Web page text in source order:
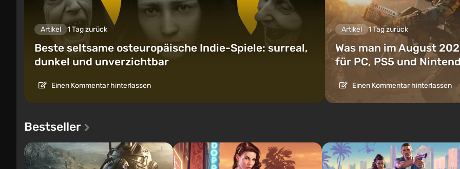
Artikel 1 Tag zurück
Beste seltsame osteuropäische Indie-Spiele: surreal,
dunkel und unverzichtbar
Einen Kommentar hinterlassen
Artikel 1 Tag zurück
Was man im August
für PC, PS5 und
Einen Kommentar hinterlassen
Bestseller